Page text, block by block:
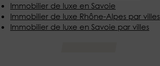
Immobilier de luxe en Savoie
Immobilier de luxe Rhône-Alpes par villes
Immobilier de luxe en Savoie par villes